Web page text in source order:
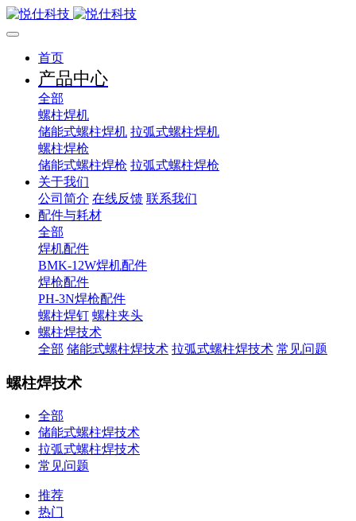
首页
产品中心
全部
螺柱焊机
储能式螺柱焊机 拉弧式螺柱焊机
螺柱焊枪
储能式螺柱焊枪 拉弧式螺柱焊枪
关于我们
公司简介 在线反馈 联系我们
配件与耗材
全部
焊机配件
BMK-12W焊机配件
焊枪配件
PH-3N焊枪配件
螺柱焊钉 螺柱夹头
螺柱焊技术
全部 储能式螺柱焊技术 拉弧式螺柱焊技术 常见问题
螺柱焊技术
全部
储能式螺柱焊技术
拉弧式螺柱焊技术
常见问题
推荐
热门